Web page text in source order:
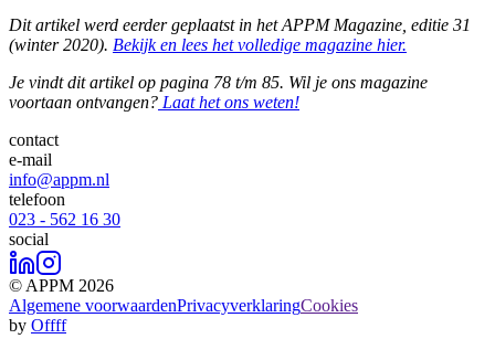
Dit artikel werd eerder geplaatst in het APPM Magazine, editie 31
(winter 2020). Bekijk en lees het volledige magazine hier.
Je vindt dit artikel op pagina 78 t/m 85. Wil je ons magazine
voortaan ontvangen? Laat het ons weten!
contact
e-mail
info@appm.nl
telefoon
023 - 562 16 30
social
© APPM 2026
Algemene voorwaardenPrivacyverklaringCookies
by Offff